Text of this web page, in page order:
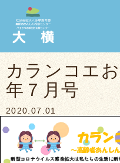
カランコエ
年７月号
2020.07.01